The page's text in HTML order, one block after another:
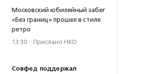
Московский юбилейный забег
«Без границ» прошел в стиле
ретро
13:30 · Прислано НКО
Совфед поддержал